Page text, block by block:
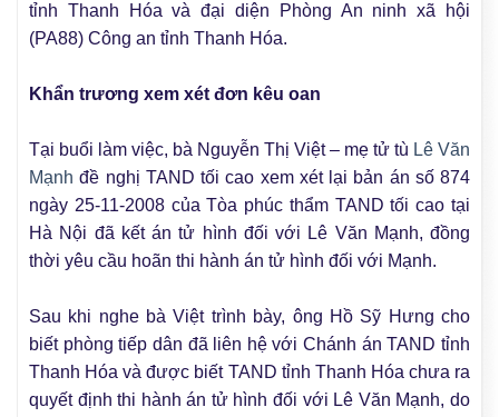
tỉnh Thanh Hóa và đại diện Phòng An ninh xã hội
(PA88) Công an tỉnh Thanh Hóa.
Khẩn trương xem xét đơn kêu oan
Tại buổi làm việc, bà Nguyễn Thị Việt – mẹ tử tù Lê Văn
Mạnh đề nghị TAND tối cao xem xét lại bản án số 874
ngày 25-11-2008 của Tòa phúc thẩm TAND tối cao tại
Hà Nội đã kết án tử hình đối với Lê Văn Mạnh, đồng
thời yêu cầu hoãn thi hành án tử hình đối với Mạnh.
Sau khi nghe bà Việt trình bày, ông Hồ Sỹ Hưng cho
biết phòng tiếp dân đã liên hệ với Chánh án TAND tỉnh
Thanh Hóa và được biết TAND tỉnh Thanh Hóa chưa ra
quyết định thi hành án tử hình đối với Lê Văn Mạnh, do